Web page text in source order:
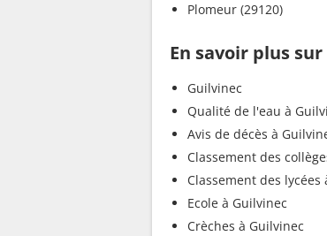
Plomeur (29120)
En savoir plus
Guilvinec
Qualité de l'eau à
Avis de décès à
Classement des
Classement des lycées
Ecole à Guilvinec
Crèches à Guilvinec